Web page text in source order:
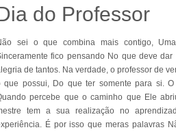
do Professor
sei o que combina mais contigo,
fico pensando No que deve
de tantos. Na verdade, o professor de
que possui, Do que ter somente para si.
percebe que o caminho que Ele
tem a sua realização no
É por isso que meras palavras